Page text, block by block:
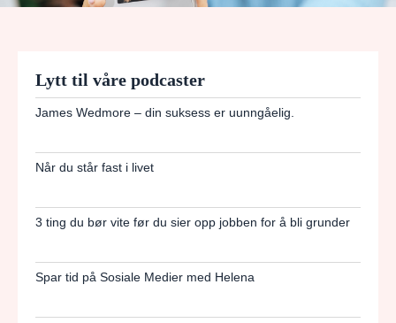
Lytt til våre podcaster
James Wedmore – din suksess er uunngåelig.
Når du står fast i livet
3 ting du bør vite før du sier opp jobben for å bli grunder
Spar tid på Sosiale Medier med Helena